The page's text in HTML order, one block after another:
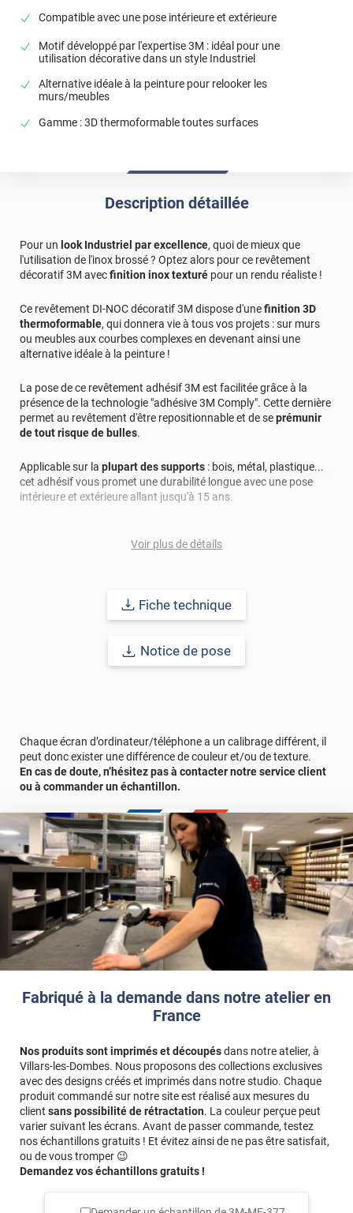
Compatible avec une pose intérieure et extérieure
Motif développé par l'expertise 3M : idéal pour une
utilisation décorative dans un style Industriel
Alternative idéale à la peinture pour relooker les
murs/meubles
Gamme : 3D thermoformable toutes surfaces
Fabriqué à la demande dans notre atelier en
France
Nos produits sont imprimés et découpésdans notre atelier, à
Villars-les-Dombes. Nous proposons des collections exclusives
avec des designs créés et imprimés dans notre studio. Chaque
produit commandé sur notre site est réalisé aux mesures du
client sans possibilité de rétractation. La couleur perçue peut
varier suivant les écrans. Avant de passer commande, testez
nos échantillons gratuits ! Et évitez ainsi de ne pas être satisfait,
ou de vous tromper 😉
Demandez vos échantillons gratuits !
Description détaillée
Pour un look Industriel par excellence, quoi de mieux que
l'utilisation de l'inox brossé ? Optez alors pour ce revêtement
décoratif 3M avecfinition inox texturé pour un rendu réaliste !
Ce revêtement DI-NOC décoratif 3M dispose d'unefinition 3D
thermoformable, qui donnera vie à tous vos projets : sur murs
ou meubles aux courbes complexes en devenant ainsi une
alternative idéale à la peinture !
La pose de ce revêtement adhésif 3M est facilitée grâce à la
présence de la technologie "adhésive 3M Comply". Cette dernière
permet au revêtement d'être repositionnable et de seprémunir
de tout risque de bulles.
Applicable sur la plupart des supports : bois, métal, plastique...
cet adhésif vous promet une durabilité longue avec une pose
intérieure et extérieure allant jusqu'à 15 ans.
Voir plus de détails
Fiche technique
Notice de pose
Chaque écran d’ordinateur/téléphone a un calibrage différent, il
peut donc exister une différence de couleur et/ou de texture.
En cas de doute, n’hésitez pas à contacter notre service client
ou à commander un échantillon.